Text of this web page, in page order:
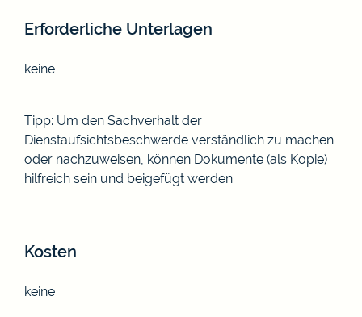
Erforderliche Unterlagen
keine
Tipp: Um den Sachverhalt der
Dienstaufsichtsbeschwerde verständlich zu machen
oder nachzuweisen, können Dokumente (als Kopie)
hilfreich sein und beigefügt werden.
Kosten
keine